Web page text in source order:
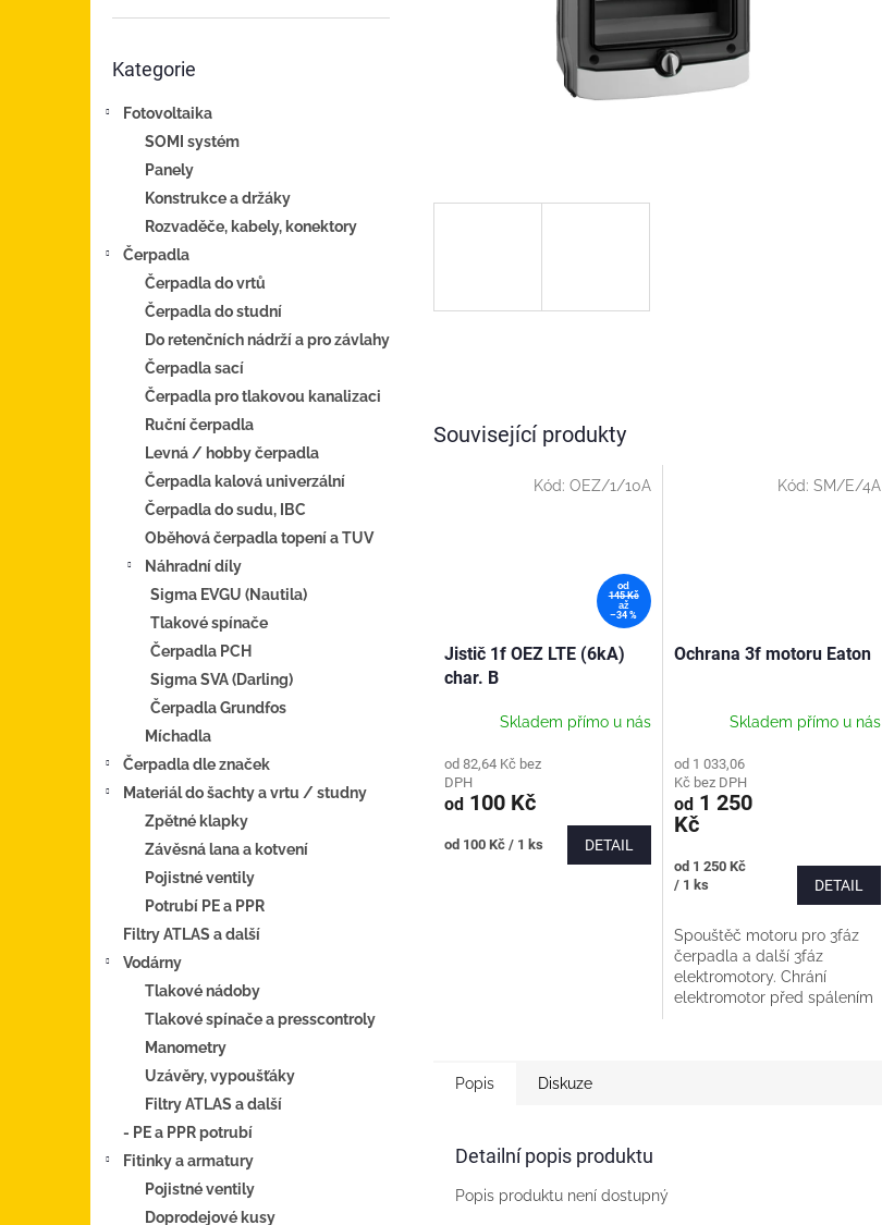
kategorie
Kategorie
Fotovoltaika
SOMI systém
Panely
Konstrukce a držáky
Rozvaděče, kabely, konektory
Čerpadla
Čerpadla do vrtů
Čerpadla do studní
Do retenčních nádrží a pro závlahy
Čerpadla sací
Čerpadla pro tlakovou kanalizaci
Ruční čerpadla
Levná / hobby čerpadla
Čerpadla kalová univerzální
Čerpadla do sudu, IBC
Oběhová čerpadla topení a TUV
Náhradní díly
Sigma EVGU (Nautila)
Tlakové spínače
Čerpadla PCH
Sigma SVA (Darling)
Čerpadla Grundfos
Míchadla
Čerpadla dle značek
Materiál do šachty a vrtu / studny
Zpětné klapky
Závěsná lana a kotvení
Pojistné ventily
Potrubí PE a PPR
Filtry ATLAS a další
Vodárny
Tlakové nádoby
Tlakové spínače a presscontroly
Manometry
Uzávěry, vypoušťáky
Filtry ATLAS a další
- PE a PPR potrubí
Fitinky a armatury
Pojistné ventily
Doprodejové kusy
Související produkty
od
145 Kč
až
–34 %
Jistič 1f OEZ LTE (6kA)
char. B
Skladem přímo u nás
od 82,64 Kč bez
DPH
od 100 Kč
Měrná
od 100 Kč / 1 ks DETAIL
Kód: OEZ/1/10A
Ochrana 3f motoru Eaton
Skladem přímo u nás
od 1 033,06
Kč bez DPH
od1 250
Kč
Měrná
cena:
od 1 250 Kč
/ 1 ks
DETAIL
Spouštěč motoru pro 3fáz
čerpadla a další 3fáz
elektromotory. Chrání
elektromotor před spálením
Kód: SM/E/4A
Popis Diskuze
Detailní popis produktu
Popis produktu není dostupný